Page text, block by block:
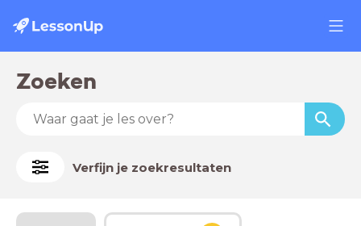
Zoeken
Verfijn je zoekresultaten